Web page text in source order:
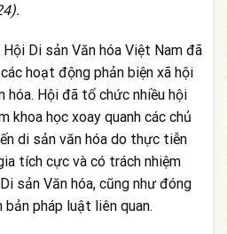
Di sản Văn hóa Việt Nam đã
hoạt động phản biện xã hội
hóa. Hội đã tổ chức nhiều hội
khoa học xoay quanh các chủ
di sản văn hóa do thực tiễn
tích cực và có trách nhiệm
sản Văn hóa, cũng như đóng
bản pháp luật liên quan.